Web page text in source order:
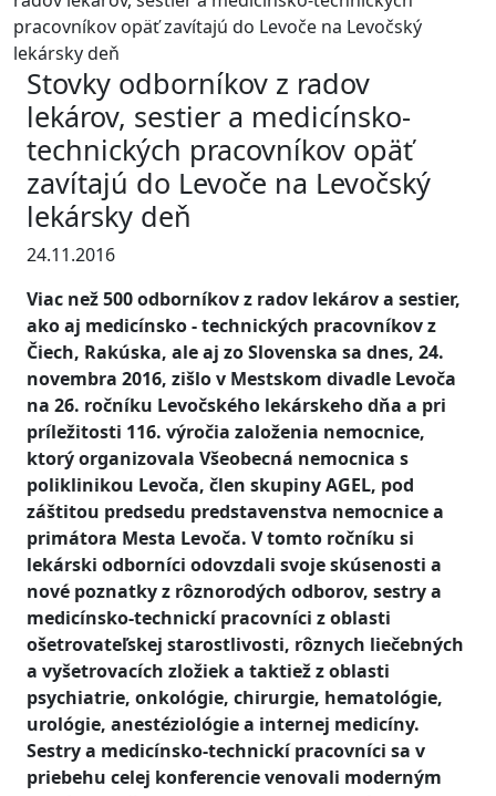
pracovníkov opäť zavítajú do Levoče na Levočský
lekársky deň
Stovky odborníkov z radov
lekárov, sestier a medicínsko-
technických pracovníkov opäť
zavítajú do Levoče na Levočský
lekársky deň
24.11.2016
Viac než 500 odborníkov z radov lekárov a sestier,
ako aj medicínsko - technických pracovníkov z
Čiech, Rakúska, ale aj zo Slovenska sa dnes, 24.
novembra 2016, zišlo v Mestskom divadle Levoča
na 26. ročníku Levočského lekárskeho dňa a pri
príležitosti 116. výročia založenia nemocnice,
ktorý organizovala Všeobecná nemocnica s
poliklinikou Levoča, člen skupiny AGEL, pod
záštitou predsedu predstavenstva nemocnice a
primátora Mesta Levoča. V tomto ročníku si
lekárski odborníci odovzdali svoje skúsenosti a
nové poznatky z rôznorodých odborov, sestry a
medicínsko-technickí pracovníci z oblasti
ošetrovateľskej starostlivosti, rôznych liečebných
a vyšetrovacích zložiek a taktiež z oblasti
psychiatrie, onkológie, chirurgie, hematológie,
urológie, anestéziológie a internej medicíny.
Sestry a medicínsko-technickí pracovníci sa v
priebehu celej konferencie venovali moderným